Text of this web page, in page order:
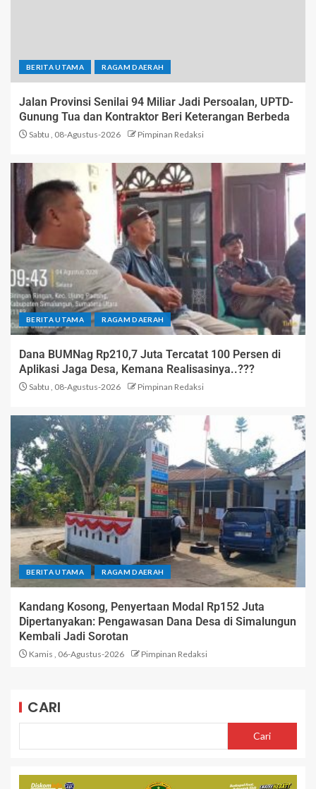
BERITA UTAMA RAGAM DAERAH
Jalan Provinsi Senilai 94 Miliar Jadi Persoalan, UPTD-
Gunung Tua dan Kontraktor Beri Keterangan Berbeda
Sabtu , 08-Agustus-2026 Pimpinan Redaksi
BERITA UTAMA RAGAM DAERAH
Dana BUMNag Rp210,7 Juta Tercatat 100 Persen di
Aplikasi Jaga Desa, Kemana Realisasinya..???
Sabtu , 08-Agustus-2026 Pimpinan Redaksi
BERITA UTAMA RAGAM DAERAH
Kandang Kosong, Penyertaan Modal Rp152 Juta
Dipertanyakan: Pengawasan Dana Desa di Simalungun
Kembali Jadi Sorotan
Kamis , 06-Agustus-2026 Pimpinan Redaksi
CARI
Cari